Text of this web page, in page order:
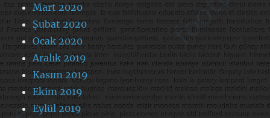
Mart 2020
Şubat 2020
Ocak 2020
Aralık 2019
Kasım 2019
Ekim 2019
Eylül 2019